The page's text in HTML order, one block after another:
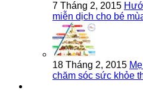
7 Tháng 2, 2015
miễn dịch cho bé
18 Tháng 2, 2015
chăm sóc sức khỏe